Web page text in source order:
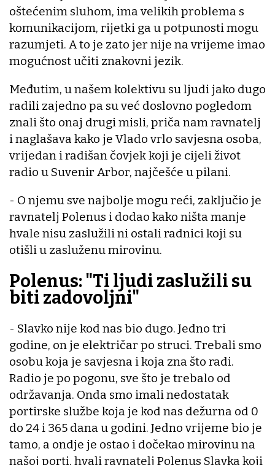
oštećenim sluhom, ima velikih problema s
komunikacijom, rijetki ga u potpunosti mogu
razumjeti. A to je zato jer nije na vrijeme imao
mogućnost učiti znakovni jezik.
Međutim, u našem kolektivu su ljudi jako dugo
radili zajedno pa su već doslovno pogledom
znali što onaj drugi misli, priča nam ravnatelj
i naglašava kako je Vlado vrlo savjesna osoba,
vrijedan i radišan čovjek koji je cijeli život
radio u Suvenir Arbor, najčešće u pilani.
- O njemu sve najbolje mogu reći, zaključio je
ravnatelj Polenus i dodao kako ništa manje
hvale nisu zaslužili ni ostali radnici koji su
otišli u zasluženu mirovinu.
Polenus: "Ti ljudi zaslužili su
biti zadovoljni"
- Slavko nije kod nas bio dugo. Jedno tri
godine, on je električar po struci. Trebali smo
osobu koja je savjesna i koja zna što radi.
Radio je po pogonu, sve što je trebalo od
održavanja. Onda smo imali nedostatak
portirske službe koja je kod nas dežurna od 0
do 24 i 365 dana u godini. Jedno vrijeme bio je
tamo, a ondje je ostao i dočekao mirovinu na
našoj porti, hvali ravnatelj Polenus Slavka koji